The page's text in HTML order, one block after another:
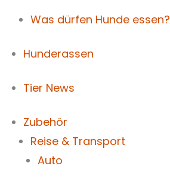
Was dürfen Hunde essen?
Hunderassen
Tier News
Zubehör
Reise & Transport
Auto